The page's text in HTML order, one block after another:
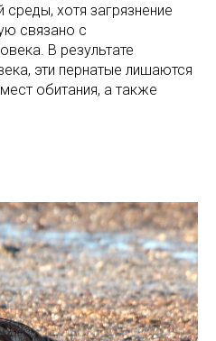
хотя загрязнение
связано с
В результате
эти пернатые лишаются
обитания, а также